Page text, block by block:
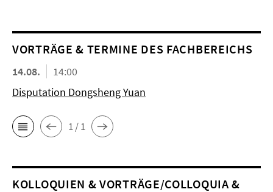
VORTRÄGE & TERMINE DES FACHBEREICHS
14.08.
14:00
Disputation Dongsheng Yuan
1 / 1
KOL­LO­QUIEN & VORTRÄGE/COLLOQUIA &